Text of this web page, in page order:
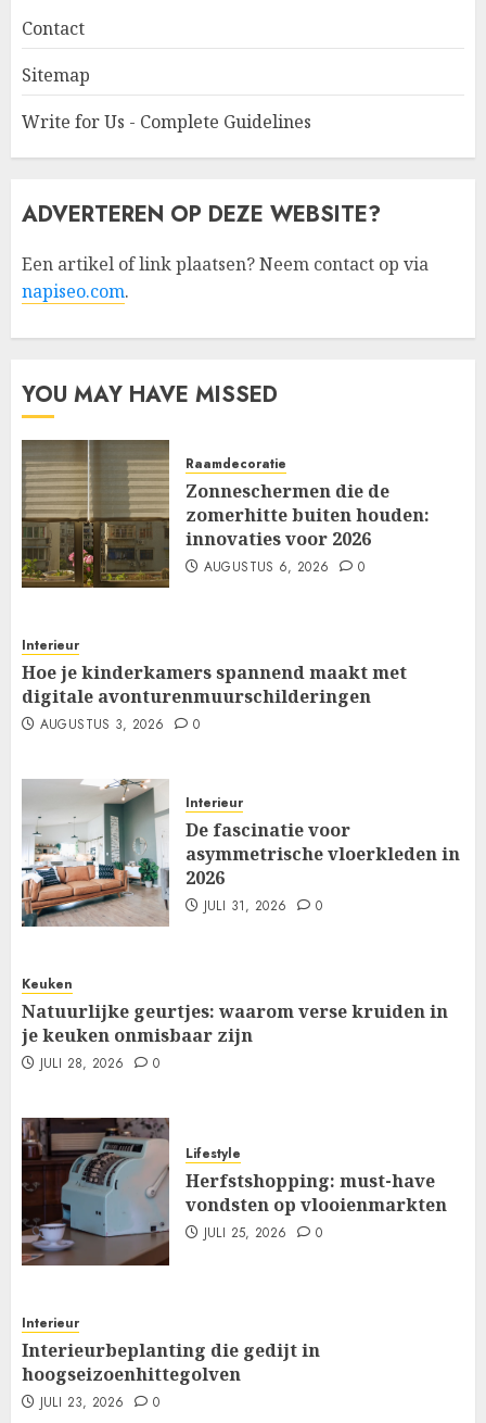
Contact
Sitemap
Write for Us - Complete Guidelines
ADVERTEREN OP DEZE WEBSITE?
Een artikel of link plaatsen? Neem contact op via
napiseo.com.
YOU MAY HAVE MISSED
Raamdecoratie
Zonneschermen die de
zomerhitte buiten houden:
innovaties voor 2026
AUGUSTUS 6, 2026 0
Interieur
Hoe je kinderkamers spannend maakt met
digitale avonturenmuurschilderingen
AUGUSTUS 3, 2026 0
Interieur
De fascinatie voor
asymmetrische vloerkleden in
2026
JULI 31, 2026 0
Keuken
Natuurlijke geurtjes: waarom verse kruiden in
je keuken onmisbaar zijn
JULI 28, 2026 0
Lifestyle
Herfstshopping: must-have
vondsten op vlooienmarkten
JULI 25, 2026 0
Interieur
Interieurbeplanting die gedijt in
hoogseizoenhittegolven
JULI 23, 2026 0